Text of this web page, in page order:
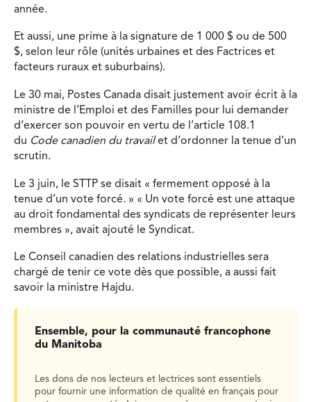
année.
Et aussi, une prime à la signature de 1 000 $ ou de 500
$, selon leur rôle (unités urbaines et des Factrices et
facteurs ruraux et suburbains).
Le 30 mai, Postes Canada disait justement avoir écrit à la
ministre de l’Emploi et des Familles pour lui demander
d’exercer son pouvoir en vertu de l’article 108.1
du Code canadien du travailet d’ordonner la tenue d’un
scrutin.
Le 3 juin, le STTP se disait « fermement opposé à la
tenue d’un vote forcé. » « Un vote forcé est une attaque
au droit fondamental des syndicats de représenter leurs
membres », avait ajouté le Syndicat.
Le Conseil canadien des relations industrielles sera
chargé de tenir ce vote dès que possible, a aussi fait
savoir la ministre Hajdu.
Ensemble, pour la communauté francophone
du Manitoba
Les dons de nos lecteurs et lectrices sont essentiels
pour fournir une information de qualité en français pour